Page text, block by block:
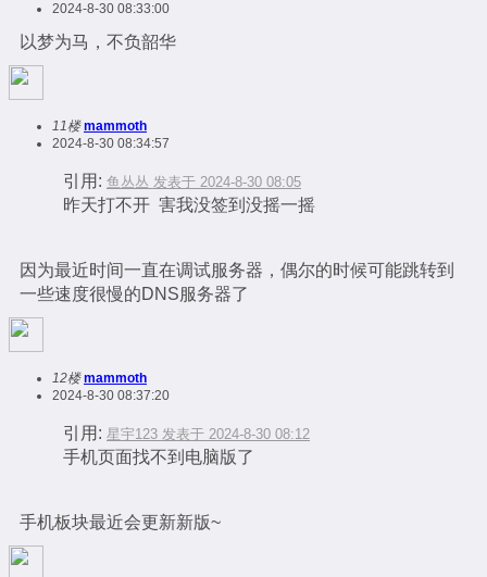
2024-8-30 08:33:00
以梦为马，不负韶华
11楼 mammoth
2024-8-30 08:34:57
引用: 鱼丛丛 发表于 2024-8-30 08:05
昨天打不开 害我没签到没摇一摇
因为最近时间一直在调试服务器，偶尔的时候可能跳转到
一些速度很慢的DNS服务器了
12楼 mammoth
2024-8-30 08:37:20
引用: 星宇123 发表于 2024-8-30 08:12
手机页面找不到电脑版了
手机板块最近会更新新版~